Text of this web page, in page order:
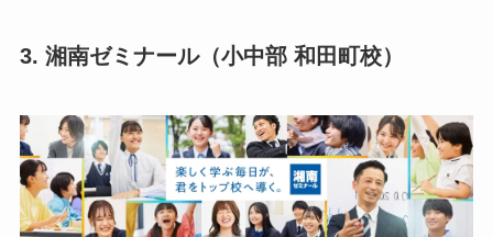
3. 湘南ゼミナール（小中部 和田町校）